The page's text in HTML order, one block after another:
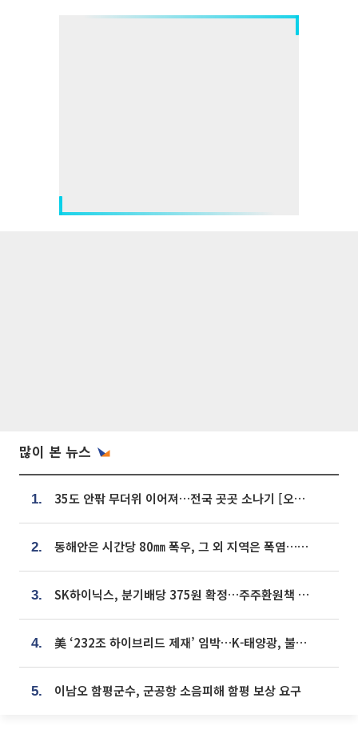
많이 본 뉴스
1. 35도 안팎 무더위 이어져…전국 곳곳 소나기 [오늘 날씨]
2. 동해안은 시간당 80㎜ 폭우, 그 외 지역은 폭염…‘극과 극 날씨’
3. SK하이닉스, 분기배당 375원 확정…주주환원책 9월로 앞당겨 발표
4. 美 ‘232조 하이브리드 제재’ 임박…K-태양광, 불확실성 털고 날개 다나
5. 이남오 함평군수, 군공항 소음피해 함평 보상 요구